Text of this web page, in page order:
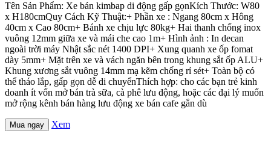
Tên Sản Phẩm: Xe bán kimbap di động gấp gọnKích Thước: W80
x H180cmQuy Cách Kỹ Thuật:+ Phần xe : Ngang 80cm x Hông
40cm x Cao 80cm+ Bánh xe chịu lực 80kg+ Hai thanh chống inox
vuông 12mm giữa xe và mái che cao 1m+ Hình ảnh : In decan
ngoài trời máy Nhật sắc nét 1400 DPI+ Xung quanh xe ốp fomat
dày 5mm+ Mặt trên xe và vách ngăn bên trong khung sắt ốp ALU+
Khung xương sắt vuông 14mm mạ kẽm chống rỉ sét+ Toàn bộ có
thể tháo lắp, gấp gọn dễ di chuyểnThích hợp: cho các bạn trẻ kinh
doanh ít vốn mở bán trà sữa, cà phê lưu động, hoặc các đại lý muốn
mở rộng kênh bán hàng lưu động xe bán cafe gắn dù
Mua ngay Xem